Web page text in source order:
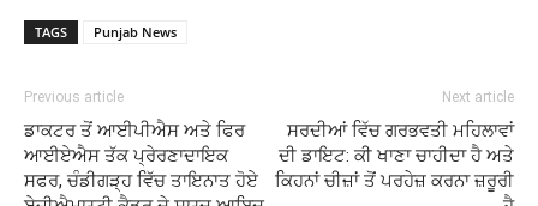
TAGS Punjab News
Previous article
ਡਾਕਟਰ ਤੋਂ ਆਈਪੀਐਸ ਅਤੇ ਫਿਰ
ਆਈਏਐਸ ਤੱਕ ਪ੍ਰੇਰਣਾਦਾਇਕ
ਸਫਰ, ਚੰਡੀਗੜ੍ਹ ਵਿੱਚ ਤਾਇਨਾਤ ਹੋਏ
Next article
ਸਰਦੀਆਂ ਵਿੱਚ ਗਰਭਵਤੀ ਮਹਿਲਾਵਾਂ
ਦੀ ਡਾਇਟ: ਕੀ ਖਾਣਾ ਚਾਹੀਦਾ ਹੈ ਅਤੇ
ਕਿਹਨਾਂ ਚੀਜ਼ਾਂ ਤੋਂ ਪਰਹੇਜ਼ ਕਰਨਾ ਜ਼ਰੂਰੀ